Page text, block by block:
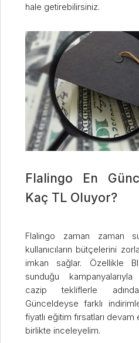
hale getirebilirsiniz.
Flalingo En
Kaç TL Oluyor?
Flalingo zaman zaman
kullanıcıların bütçelerini
imkan sağlar. Özellikle
sunduğu kampanyalarıyla
cazip tekliflerle
Günceldeyse farklı
fiyatlı eğitim fırsatları
birlikte inceleyelim.